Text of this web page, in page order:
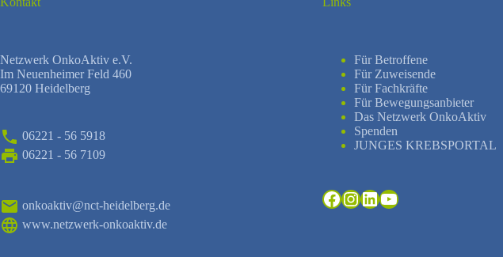
Netzwerk OnkoAktiv e.V.
Im Neuenheimer Feld 460
69120 Heidelberg
06221 - 56 5918
06221 - 56 7109
onkoaktiv@nct-heidelberg.de
www.netzwerk-onkoaktiv.de
Für Betroffene
Für Zuweisende
Für Fachkräfte
Für Bewegungsanbieter
Das Netzwerk OnkoAktiv
Spenden
JUNGES KREBSPORTAL
Facebook
Instagram
LinkedIn
YouTube